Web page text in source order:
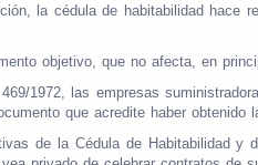
la cédula de habitabilidad hace
objetivo, que no afecta, en
1972, las empresas
que acredite haber obtenido
de la Cédula de Habitabilidad y